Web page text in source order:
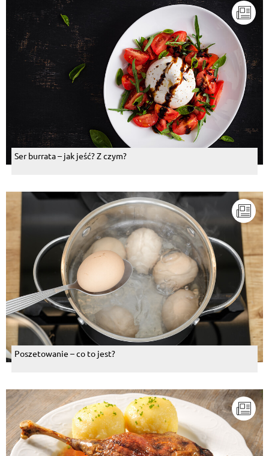
Ser burrata – jak jeść? Z czym?
Poszetowanie – co to jest?